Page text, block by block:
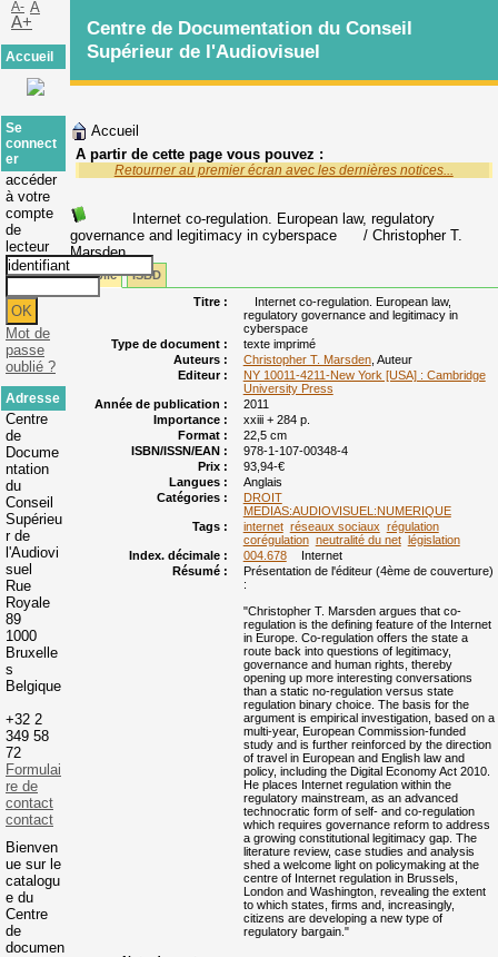
Accueil
A partir de cette page vous pouvez :
Retourner au premier écran avec les dernières notices...
Internet co-regulation. European law, regulatory
governance and legitimacy in cyberspace
/ Christopher T.
Marsden
Public
ISBD
Titre :
Internet co-regulation. European law,
regulatory governance and legitimacy in
cyberspace
Type de document :
texte imprimé
Auteurs :
Christopher T. Marsden, Auteur
Editeur :
NY 10011-4211-New York [USA] : Cambridge
University Press
Année de publication :
2011
Importance :
xxiii + 284 p.
Format :
22,5 cm
ISBN/ISSN/EAN :
978-1-107-00348-4
Prix :
93,94-€
Langues :
Anglais
Catégories :
DROIT
MEDIAS:AUDIOVISUEL:NUMERIQUE
Tags :
internet réseaux sociaux régulation
corégulation neutralité du net
législation
Index. décimale :
004.678
Internet
Résumé :
Présentation de l'éditeur (4ème de couverture)
:
"Christopher T. Marsden argues that co-
regulation is the defining feature of the Internet
in Europe. Co-regulation offers the state a
route back into questions of legitimacy,
governance and human rights, thereby
opening up more interesting conversations
than a static no-regulation versus state
regulation binary choice. The basis for the
argument is empirical investigation, based on a
multi-year, European Commission-funded
study and is further reinforced by the direction
of travel in European and English law and
policy, including the Digital Economy Act 2010.
He places Internet regulation within the
regulatory mainstream, as an advanced
technocratic form of self- and co-regulation
which requires governance reform to address
a growing constitutional legitimacy gap. The
literature review, case studies and analysis
shed a welcome light on policymaking at the
centre of Internet regulation in Brussels,
London and Washington, revealing the extent
to which states, firms and, increasingly,
citizens are developing a new type of
regulatory bargain."
Centre de Documentation du Conseil
Supérieur de l'Audiovisuel
A- A
A+
Accueil
Se
connect
er
accéder
à votre
compte
de
lecteur
Mot de
passe
oublié ?
Adresse
Centre
de
Docume
ntation
du
Conseil
Supérieu
r de
l'Audiovi
suel
Rue
Royale
89
1000
Bruxelle
s
Belgique
+32 2
349 58
72
Formulai
re de
contact
contact
Bienven
ue sur le
catalogu
e du
Centre
de
documen